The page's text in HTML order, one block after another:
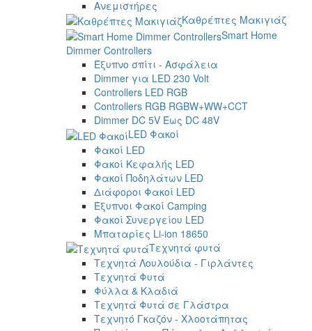
Ανεμιστήρες
Καθρέπτες Μακιγιάζ
Smart Home
Dimmer Controllers
Έξυπνο σπίτι - Ασφάλεια
Dimmer για LED 230 Volt
Controllers LED RGB
Controllers RGB RGBW+WW+CCT
Dimmer DC 5V Έως DC 48V
LED Φακοί
Φακοί LED
Φακοί Κεφαλής LED
Φακοί Ποδηλάτων LED
Διάφοροι Φακοί LED
Έξυπνοι Φακοί Camping
Φακοί Συνεργείου LED
Μπαταρίες Li-ion 18650
Τεχνητά φυτά
Τεχνητά Λουλούδια - Γιρλάντες
Τεχνητά Φυτά
Φύλλα & Κλαδιά
Τεχνητά Φυτά σε Γλάστρα
Τεχνητό Γκαζόν - Χλοοτάπητας